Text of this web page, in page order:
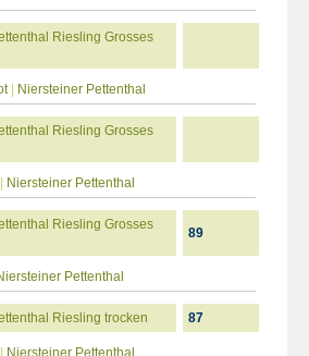
Riesling Grosses
| Niersteiner Pettenthal
Riesling Grosses
Niersteiner Pettenthal
Riesling Grosses
89
Pettenthal
Riesling trocken 87